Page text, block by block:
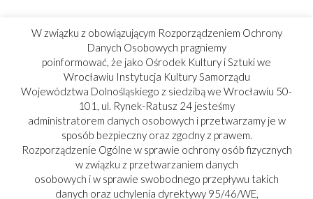
W związku z obowiązującym Rozporządzeniem Ochrony
Danych Osobowych pragniemy
poinformować, że jako Ośrodek Kultury i Sztuki we
Wrocławiu Instytucja Kultury Samorządu
Województwa Dolnośląskiego z siedzibą we Wrocławiu 50-
101, ul. Rynek-Ratusz 24 jesteśmy
administratorem danych osobowych i przetwarzamy je w
sposób bezpieczny oraz zgodny z prawem.
Rozporządzenie Ogólne w sprawie ochrony osób fizycznych
w związku z przetwarzaniem danych
osobowych i w sprawie swobodnego przepływu takich
danych oraz uchylenia dyrektywy 95/46/WE,